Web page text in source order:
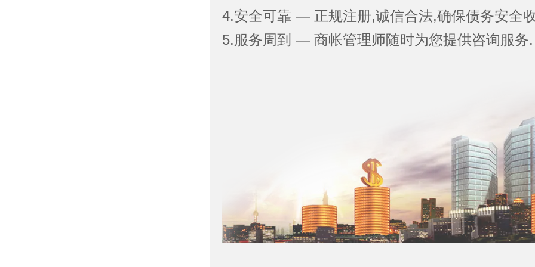
4.安全可靠 — 正规注册,诚信合法,确保债务安全
5.服务周到 — 商帐管理师随时为您提供咨询服务.